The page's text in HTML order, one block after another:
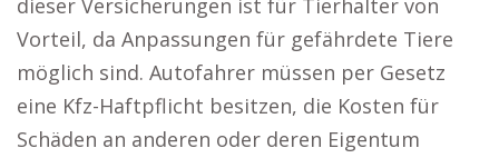
dieser Versicherungen ist für Tierhalter von
Vorteil, da Anpassungen für gefährdete Tiere
möglich sind. Autofahrer müssen per Gesetz
eine Kfz-Haftpflicht besitzen, die Kosten für
Schäden an anderen oder deren Eigentum